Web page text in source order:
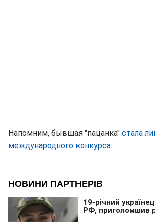
Напомним, бывшая "пацанка" стала
международного конкурса.